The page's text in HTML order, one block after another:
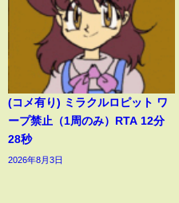
(コメ有り) ミラクルロピット ワ
ープ禁止（1周のみ）RTA 12分
28秒
2026年8月3日